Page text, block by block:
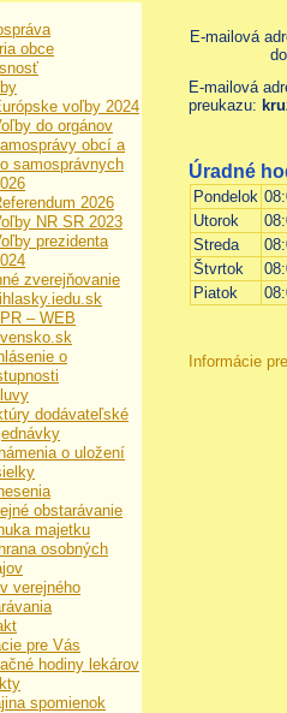
obce
voľby 2024
do orgánov
obcí a
samosprávnych
2026
NR SR 2023
prezidenta
zverejňovanie
– WEB
o
dodávateľské
o uložení
obstarávanie
majetku
osobných
verejného
pre Vás
hodiny lekárov
spomienok
E-mailová
E-mailová
preukazu:
Úradné
Pondelok
Utorok
Streda
Štvrtok
Piatok
Informácie